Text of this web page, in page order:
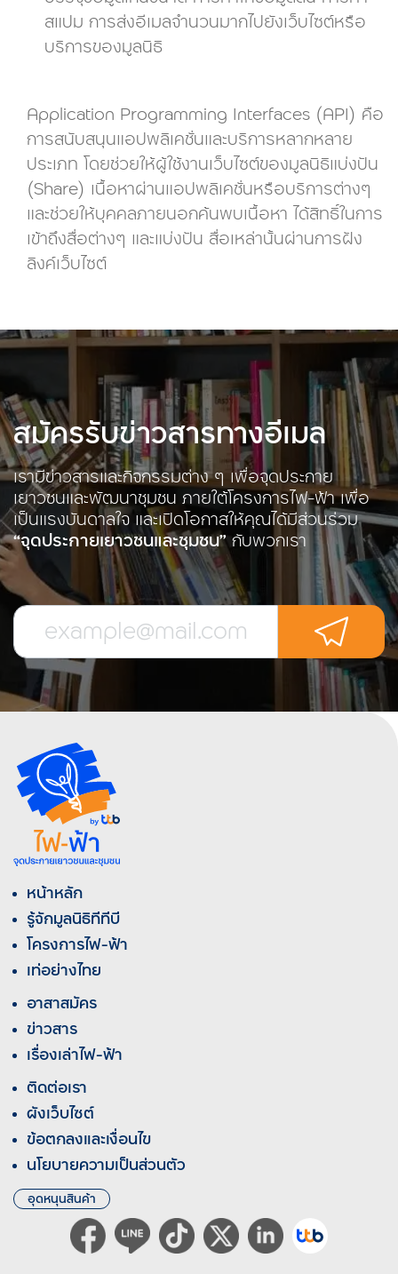
สแปม การส่งอีเมลจำนวนมากไปยังเว็บไซต์หรือ
บริการของมูลนิธิ
Application Programming Interfaces (API) คือ
การสนับสนุนแอปพลิเคชั่นและบริการหลากหลาย
ประเภท โดยช่วยให้ผู้ใช้งานเว็บไซต์ของมูลนิธิแบ่งปัน
(Share) เนื้อหาผ่านแอปพลิเคชั่นหรือบริการต่างๆ
และช่วยให้บุคคลภายนอกค้นพบเนื้อหา ได้สิทธิ์ในการ
เข้าถึงสื่อต่างๆ และแบ่งปัน สื่อเหล่านั้นผ่านการฝัง
ลิงค์เว็บไซต์
สมัครรับข่าวสารทางอีเมล
เรามีข่าวสารและกิจกรรมต่าง ๆ เพื่อจุดประกาย
เยาวชนและพัฒนาชุมชน ภายใต้โครงการไฟ-ฟ้า เพื่อ
เป็นแรงบันดาลใจ และเปิดโอกาสให้คุณได้มีส่วนร่วม
“จุดประกายเยาวชนและชุมชน”กับพวกเรา
หน้าหลัก
รู้จักมูลนิธิทีทีบี
โครงการไฟ-ฟ้า
เท่อย่างไทย
อาสาสมัคร
ข่าวสาร
เรื่องเล่าไฟ-ฟ้า
ติดต่อเรา
ผังเว็บไซต์
ข้อตกลงและเงื่อนไข
นโยบายความเป็นส่วนตัว
อุดหนุนสินค้า